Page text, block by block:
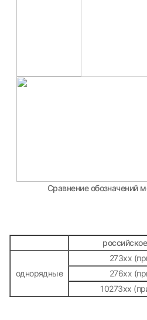
Сравнение обозначений
однорядные
273хх
276хх
10273хх